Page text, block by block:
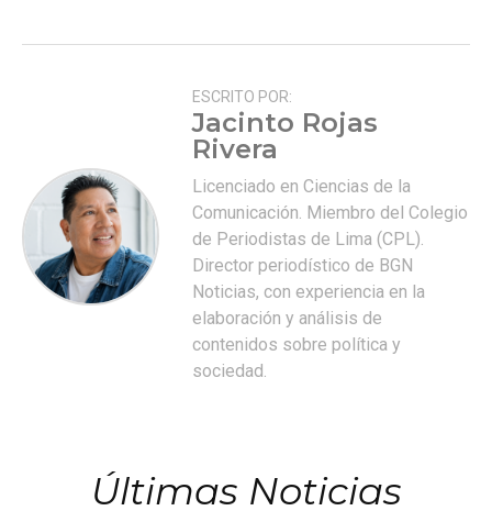
ESCRITO POR:
Jacinto Rojas
Rivera
Licenciado en Ciencias de la
Comunicación. Miembro del Colegio
de Periodistas de Lima (CPL).
Director periodístico de BGN
Noticias, con experiencia en la
elaboración y análisis de
contenidos sobre política y
sociedad.
Últimas Noticias